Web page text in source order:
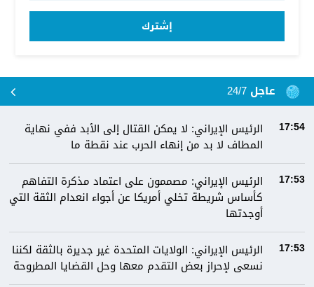
إشترك
عاجل 24/7
17:54
الرئيس الإيراني: لا يمكن القتال إلى الأبد ففي نهاية
المطاف لا بد من إنهاء الحرب عند نقطة ما
17:53
الرئيس الإيراني: مصممون على اعتماد مذكرة التفاهم
كأساس شريطة تخلي أمريكا عن أجواء انعدام الثقة التي
أوجدتها
17:53
الرئيس الإيراني: الولايات المتحدة غير جديرة بالثقة لكننا
نسعى لإحراز بعض التقدم معها وحل القضايا المطروحة